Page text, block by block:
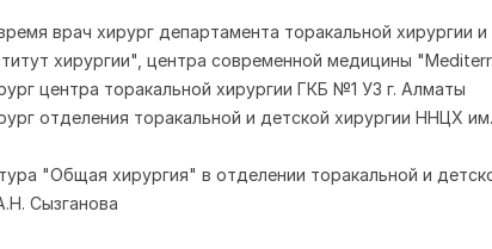
врач хирург департамента торакальной хирургии и
хирургии", центра современной медицины
центра торакальной хирургии ГКБ №1 УЗ г. Алматы
отделения торакальной и детской хирургии ННЦХ
"Общая хирургия" в отделении торакальной и
Сызганова